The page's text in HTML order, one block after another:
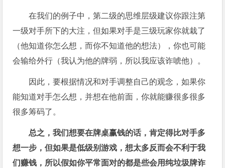
在我们的例子中，第二级的思维层级建议你跟注第
一级对手所下的大注，但如果对手是三级玩家你就栽了
（他知道你怎么想，而你不知道他的想法），你也可能
会输给外行（我认为他的牌弱，所以我应该诈唬他）。
因此，要根据情况和对手调整自己的观念，如果你
能知道对手怎么想，并想在他前面，你就能赚很多很多
很多筹码了。
总之，我们想要在牌桌赢钱的话，肯定得比对手多
想一步，但如果是低级别游戏，想太多反而会不利于我
们赚钱，所以假如你平常面对的都是些会用纯垃圾牌诈